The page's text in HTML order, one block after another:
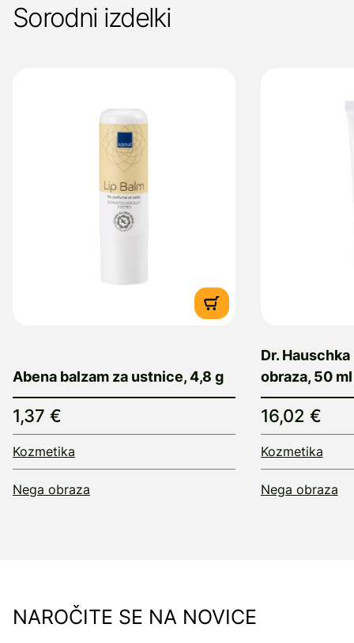
Sorodni izdelki
Abena balzam za ustnice, 4,8 g
1,37 €
Kozmetika
Nega obraza
Dr.
obraza, 50 ml
16,02 €
Kozmetika
Nega obraza
NAROČITE SE NA NOVICE